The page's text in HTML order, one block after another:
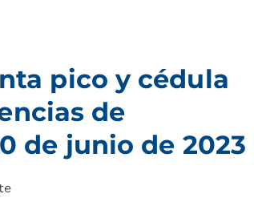
pico y cédula
de
de junio de 2023